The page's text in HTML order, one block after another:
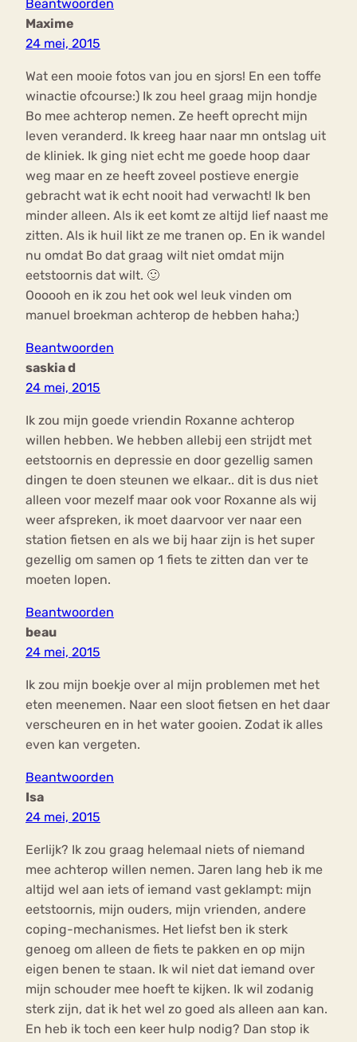
Beantwoorden
Maxime
24 mei, 2015
Wat een mooie fotos van jou en sjors! En een toffe
winactie ofcourse:) Ik zou heel graag mijn hondje
Bo mee achterop nemen. Ze heeft oprecht mijn
leven veranderd. Ik kreeg haar naar mn ontslag uit
de kliniek. Ik ging niet echt me goede hoop daar
weg maar en ze heeft zoveel postieve energie
gebracht wat ik echt nooit had verwacht! Ik ben
minder alleen. Als ik eet komt ze altijd lief naast me
zitten. Als ik huil likt ze me tranen op. En ik wandel
nu omdat Bo dat graag wilt niet omdat mijn
eetstoornis dat wilt. 🙂
Oooooh en ik zou het ook wel leuk vinden om
manuel broekman achterop de hebben haha;)
Beantwoorden
saskia d
24 mei, 2015
Ik zou mijn goede vriendin Roxanne achterop
willen hebben. We hebben allebij een strijdt met
eetstoornis en depressie en door gezellig samen
dingen te doen steunen we elkaar.. dit is dus niet
alleen voor mezelf maar ook voor Roxanne als wij
weer afspreken, ik moet daarvoor ver naar een
station fietsen en als we bij haar zijn is het super
gezellig om samen op 1 fiets te zitten dan ver te
moeten lopen.
Beantwoorden
beau
24 mei, 2015
Ik zou mijn boekje over al mijn problemen met het
eten meenemen. Naar een sloot fietsen en het daar
verscheuren en in het water gooien. Zodat ik alles
even kan vergeten.
Beantwoorden
Isa
24 mei, 2015
Eerlijk? Ik zou graag helemaal niets of niemand
mee achterop willen nemen. Jaren lang heb ik me
altijd wel aan iets of iemand vast geklampt: mijn
eetstoornis, mijn ouders, mijn vrienden, andere
coping-mechanismes. Het liefst ben ik sterk
genoeg om alleen de fiets te pakken en op mijn
eigen benen te staan. Ik wil niet dat iemand over
mijn schouder mee hoeft te kijken. Ik wil zodanig
sterk zijn, dat ik het wel zo goed als alleen aan kan.
En heb ik toch een keer hulp nodig? Dan stop ik